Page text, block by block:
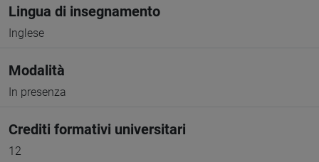
Lingua di insegnamento
Inglese
Modalità
In presenza
Crediti formativi universitari
12